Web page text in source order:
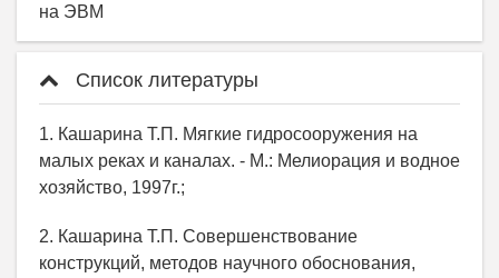
на ЭВМ
Список литературы
1. Кашарина Т.П. Мягкие гидросооружения на
малых реках и каналах. - М.: Мелиорация и водное
хозяйство, 1997г.;
2. Кашарина Т.П. Совершенствование
конструкций, методов научного обоснования,